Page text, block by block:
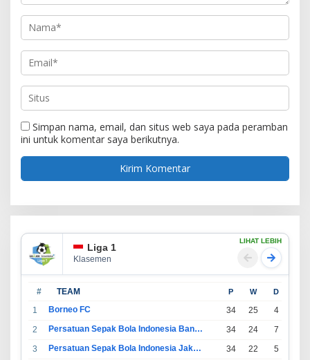
Simpan nama, email, dan situs web saya pada peramban
ini untuk komentar saya berikutnya.
Liga 1
Klasemen
LIHAT LEBIH
# TEAM P W D
1 Borneo FC 34 25 4
2
Persatuan Sepak Bola Indonesia Bandung 34 24 7
3
Persatuan Sepak Bola Indonesia Jakarta 34 22 5